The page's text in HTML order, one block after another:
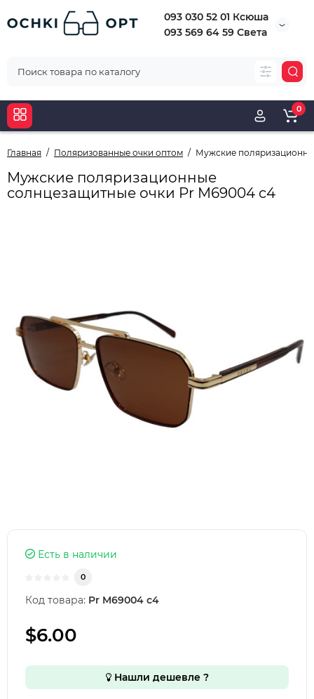
093 030 52 01 Ксюша
093 569 64 59 Света
0
Главная Поляризованные очки оптом Мужские
Мужские поляризационные
солнцезащитные очки Pr M69004 c4
Есть в наличии
0
Код товара: Pr M69004 c4
$6.00
Нашли дешевле ?